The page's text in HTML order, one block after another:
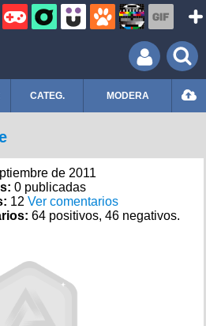
CATEG. MODERA
de 2011
0 publicadas
12 Ver comentarios
64 positivos, 46 negativos.